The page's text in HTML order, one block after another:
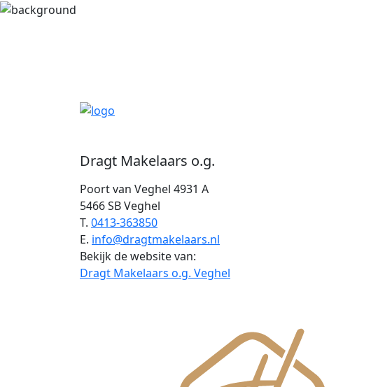
Dragt Makelaars o.g.
Poort van Veghel 4931 A
5466 SB Veghel
T. 0413-363850
E. info@dragtmakelaars.nl
Bekijk de website van:
Dragt Makelaars o.g. Veghel